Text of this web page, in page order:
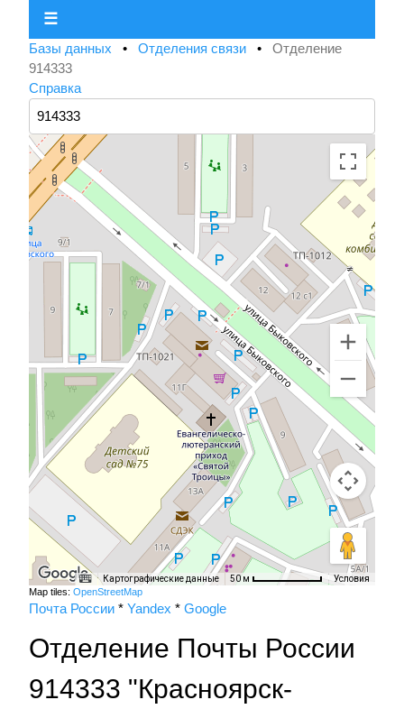
☰
Базы данных • Отделения связи • Отделение
914333
Справка
Картографические данные 50 м Условия
Map tiles: OpenStreetMap
Почта России * Yandex * Google
Отделение Почты России
914333 "Красноярск-